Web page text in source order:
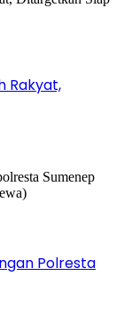
Rakyat,
Polresta